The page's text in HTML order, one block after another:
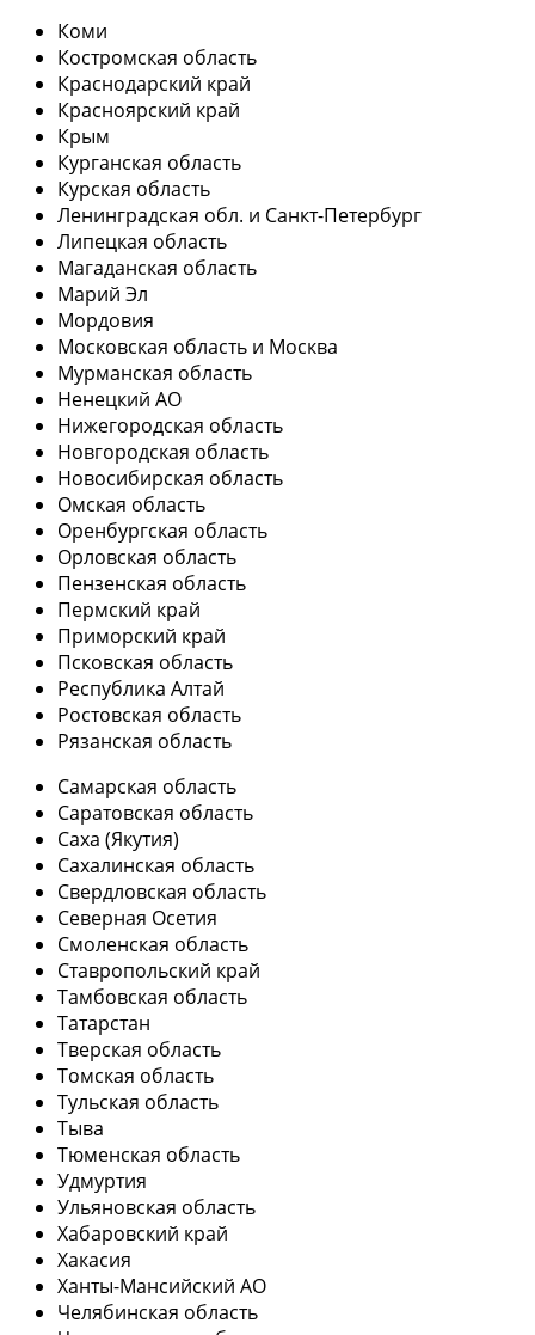
Коми
Костромская область
Краснодарский край
Красноярский край
Крым
Курганская область
Курская область
Ленинградская обл. и Санкт-Петербург
Липецкая область
Магаданская область
Марий Эл
Мордовия
Московская область и Москва
Мурманская область
Ненецкий АО
Нижегородская область
Новгородская область
Новосибирская область
Омская область
Оренбургская область
Орловская область
Пензенская область
Пермский край
Приморский край
Псковская область
Республика Алтай
Ростовская область
Рязанская область
Самарская область
Саратовская область
Саха (Якутия)
Сахалинская область
Свердловская область
Северная Осетия
Смоленская область
Ставропольский край
Тамбовская область
Татарстан
Тверская область
Томская область
Тульская область
Тыва
Тюменская область
Удмуртия
Ульяновская область
Хабаровский край
Хакасия
Ханты-Мансийский АО
Челябинская область